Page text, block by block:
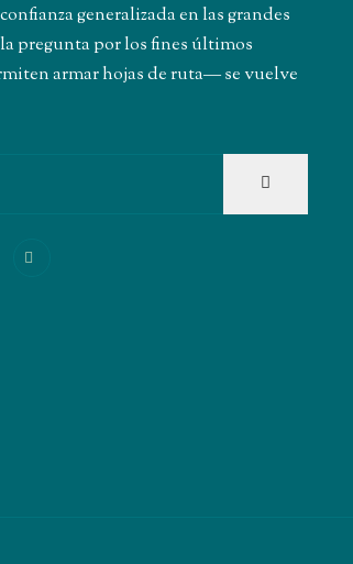
generalizada en las grandes
pregunta por los fines últimos
armar hojas de ruta― se vuelve